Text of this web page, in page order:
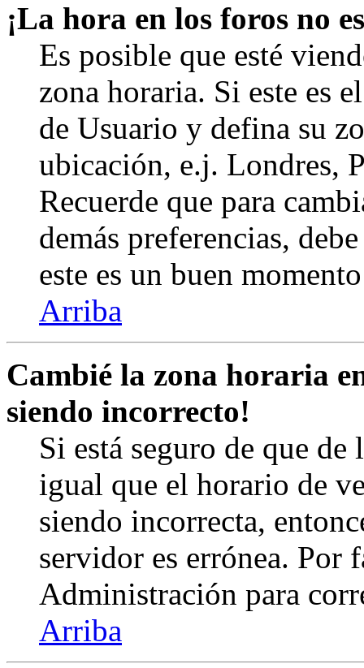
¡La hora en los foros no
Es posible que esté
zona horaria. Si este es
de Usuario y defina su
ubicación, e.j. Londres,
Recuerde que para
demás preferencias,
este es un buen
Arriba
Cambié la zona horaria
siendo incorrecto!
Si está seguro de que
igual que el horario de
siendo incorrecta,
servidor es errónea. Por
Administración para
Arriba